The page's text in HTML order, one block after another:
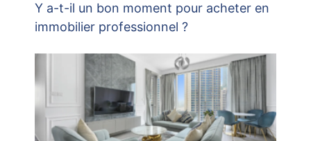
Y a-t-il un bon moment pour acheter en
immobilier professionnel ?